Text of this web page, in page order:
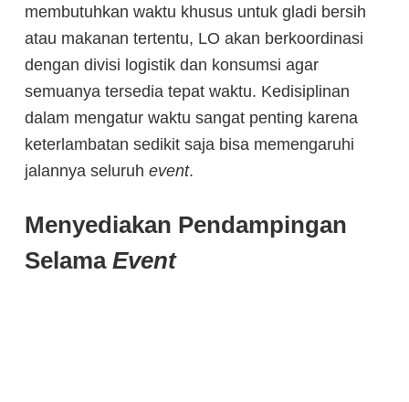
membutuhkan waktu khusus untuk gladi bersih
atau makanan tertentu, LO akan berkoordinasi
dengan divisi logistik dan konsumsi agar
semuanya tersedia tepat waktu. Kedisiplinan
dalam mengatur waktu sangat penting karena
keterlambatan sedikit saja bisa memengaruhi
jalannya seluruh event.
Menyediakan Pendampingan
Selama Event